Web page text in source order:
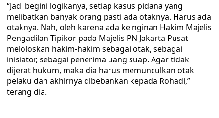
“Jadi begini logikanya, setiap kasus pidana yang
melibatkan banyak orang pasti ada otaknya. Harus ada
otaknya. Nah, oleh karena ada keinginan Hakim Majelis
Pengadilan Tipikor pada Majelis PN Jakarta Pusat
meloloskan hakim-hakim sebagai otak, sebagai
inisiator, sebagai penerima uang suap. Agar tidak
dijerat hukum, maka dia harus memunculkan otak
pelaku dan akhirnya dibebankan kepada Rohadi,”
terang dia.